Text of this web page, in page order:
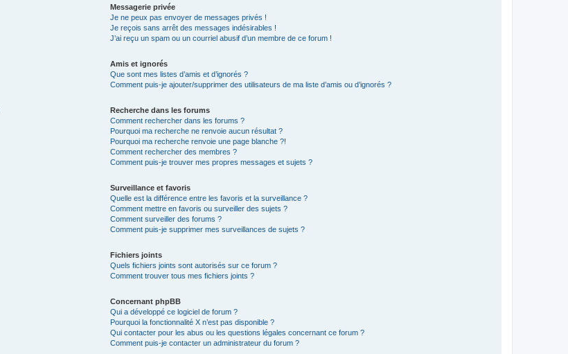
Messagerie privée
Je ne peux pas envoyer de messages privés !
Je reçois sans arrêt des messages indésirables !
J’ai reçu un spam ou un courriel abusif d’un membre de ce forum !
Amis et ignorés
Que sont mes listes d’amis et d’ignorés ?
Comment puis-je ajouter/supprimer des utilisateurs de ma liste d’amis ou d’ignorés ?
Recherche dans les forums
Comment rechercher dans les forums ?
Pourquoi ma recherche ne renvoie aucun résultat ?
Pourquoi ma recherche renvoie une page blanche ?!
Comment rechercher des membres ?
Comment puis-je trouver mes propres messages et sujets ?
Surveillance et favoris
Quelle est la différence entre les favoris et la surveillance ?
Comment mettre en favoris ou surveiller des sujets ?
Comment surveiller des forums ?
Comment puis-je supprimer mes surveillances de sujets ?
Fichiers joints
Quels fichiers joints sont autorisés sur ce forum ?
Comment trouver tous mes fichiers joints ?
Concernant phpBB
Qui a développé ce logiciel de forum ?
Pourquoi la fonctionnalité X n’est pas disponible ?
Qui contacter pour les abus ou les questions légales concernant ce forum ?
Comment puis-je contacter un administrateur du forum ?